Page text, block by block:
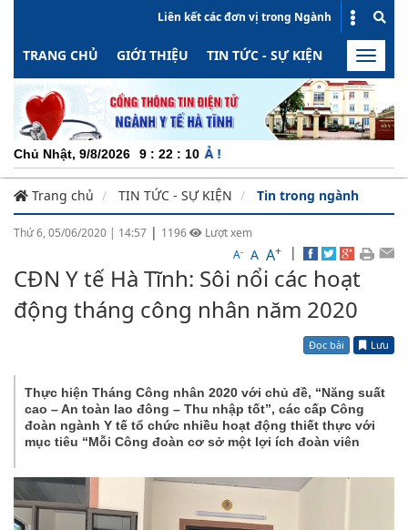
Liên kết các đơn vị trong Ngành
TRANG CHỦ GIỚI THIỆU TIN TỨC - SỰ KIỆN HOẠT
Toggle
Chủ Nhật, 9/8/2026 9 : 22 : 10
Trang chủ TIN TỨC - SỰ KIỆN Tin trong ngành
Thứ 6, 05/06/2020 | 14:57 | 1196
Lượt xem
A- A A+ |
CĐN Y tế Hà Tĩnh: Sôi nổi các hoạt
động tháng công nhân năm 2020
Đọc bài Lưu
Thực hiện Tháng Công nhân 2020 với chủ đề, “Năng suất
cao – An toàn lao đông – Thu nhập tốt”, các cấp Công
đoàn ngành Y tế tổ chức nhiều hoạt động thiết thực với
mục tiêu “Mỗi Công đoàn cơ sở một lợi ích đoàn viên